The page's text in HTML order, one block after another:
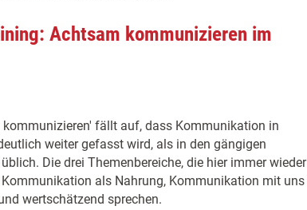
Achtsam kommunizieren im
kommunizieren' fällt auf, dass Kommunikation in
weiter gefasst wird, als in den gängigen
Die drei Themenbereiche, die hier immer wieder
Kommunikation als Nahrung, Kommunikation mit uns
wertschätzend sprechen.